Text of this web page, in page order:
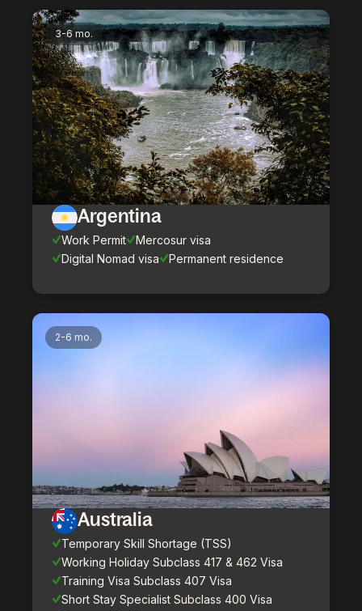
3-6 mo.
Argentina
Work Permit
Mercosur visa
Digital Nomad visa
Permanent residence
2-6 mo.
Australia
Temporary Skill Shortage (TSS)
Working Holiday Subclass 417 & 462 Visa
Training Visa Subclass 407 Visa
Short Stay Specialist Subclass 400 Visa